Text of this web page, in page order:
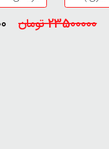
23500000 تومان